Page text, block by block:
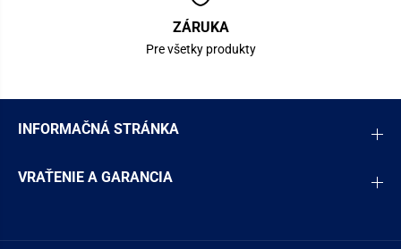
ZÁRUKA
Pre všetky produkty
INFORMAČNÁ STRÁNKA
VRAŤENIE A GARANCIA